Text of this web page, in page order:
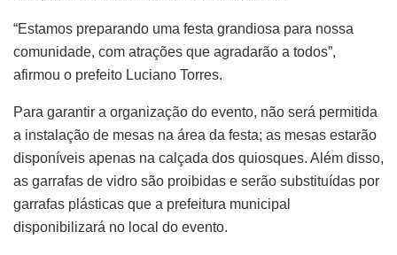
“Estamos preparando uma festa grandiosa para nossa
comunidade, com atrações que agradarão a todos”,
afirmou o prefeito Luciano Torres.
Para garantir a organização do evento, não será permitida
a instalação de mesas na área da festa; as mesas estarão
disponíveis apenas na calçada dos quiosques. Além disso,
as garrafas de vidro são proibidas e serão substituídas por
garrafas plásticas que a prefeitura municipal
disponibilizará no local do evento.